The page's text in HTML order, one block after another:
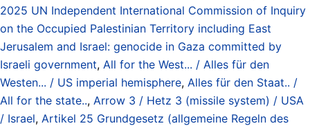
2025 UN Independent International Commission of Inquiry
on the Occupied Palestinian Territory including East
Jerusalem and Israel: genocide in Gaza committed by
Israeli government, All for the West... / Alles für den
Westen... / US imperial hemisphere, Alles für den Staat.. /
All for the state.., Arrow 3 / Hetz 3 (missile system) / USA
/ Israel, Artikel 25 Grundgesetz (allgemeine Regeln des